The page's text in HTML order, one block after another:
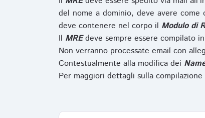
del nome a dominio, deve avere
deve contenere nel corpo il Modulo di
Il MREdeve sempre essere compilato
Non verranno processate email con
Contestualmente alla modifica dei
Per maggiori dettagli sulla